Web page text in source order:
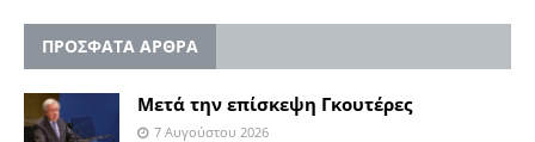
ΠΡΟΣΦΑΤΑ ΑΡΘΡΑ
Μετά την επίσκεψη Γκουτέρες
7 Αυγούστου 2026